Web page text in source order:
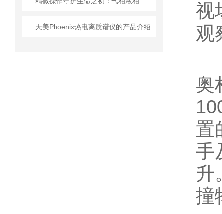
天美Phoenix热电离质谱仪的产品介绍
视
观
奥
置
手
升
撞